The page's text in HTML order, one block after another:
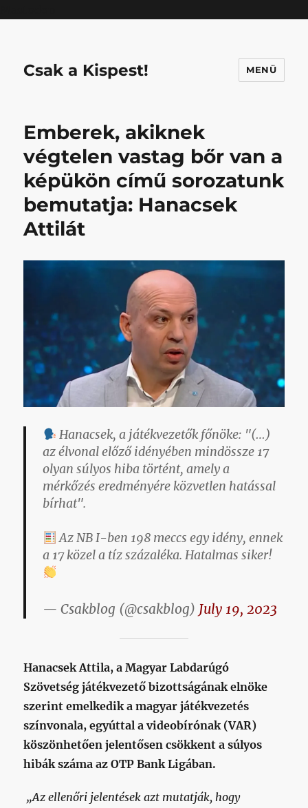
Csak a Kispest! MENÜ
Emberek, akiknek
végtelen vastag bőr van a
képükön című sorozatunk
bemutatja: Hanacsek
Attilát
Hanacsek, a játékvezetők főnöke: "(…)
az élvonal előző idényében mindössze 17
olyan súlyos hiba történt, amely a
mérkőzés eredményére közvetlen hatással
bírhat".
Az NB I-ben 198 meccs egy idény, ennek
a 17 közel a tíz százaléka. Hatalmas siker!
— Csakblog (@csakblog) July 19, 2023
Hanacsek Attila, a Magyar Labdarúgó
Szövetség játékvezető bizottságának elnöke
szerint emelkedik a magyar játékvezetés
színvonala, egyúttal a videobírónak (VAR)
köszönhetően jelentősen csökkent a súlyos
hibák száma az OTP Bank Ligában.
„Az ellenőri jelentések azt mutatják, hogy